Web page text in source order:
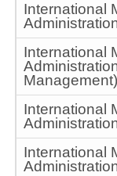
International
International
Management)
International
International